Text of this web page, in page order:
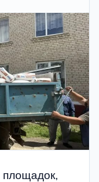
площадок,